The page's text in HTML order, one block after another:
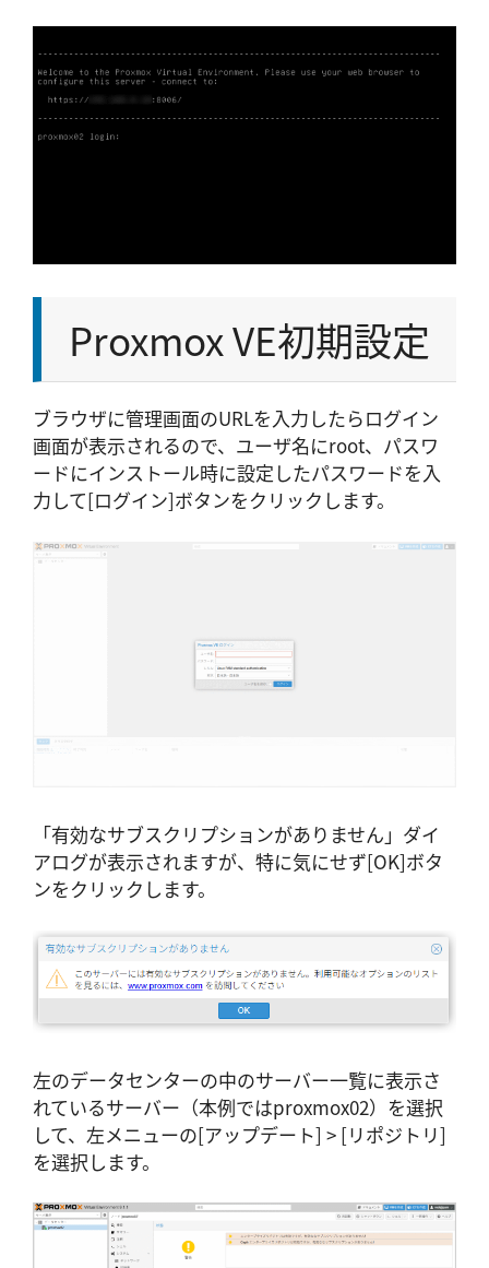
Proxmox VE初期設定
ブラウザに管理画面のURLを入力したらログイン
画面が表示されるので、ユーザ名にroot、パスワ
ードにインストール時に設定したパスワードを入
力して[ログイン]ボタンをクリックします。
「有効なサブスクリプションがありません」ダイ
アログが表示されますが、特に気にせず[OK]ボタ
ンをクリックします。
左のデータセンターの中のサーバー一覧に表示さ
れているサーバー（本例ではproxmox02）を選択
して、左メニューの[アップデート] > [リポジトリ]
を選択します。